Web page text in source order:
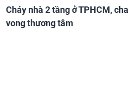
Cháy nhà 2 tầng ở TPHCM,
vong thương tâm